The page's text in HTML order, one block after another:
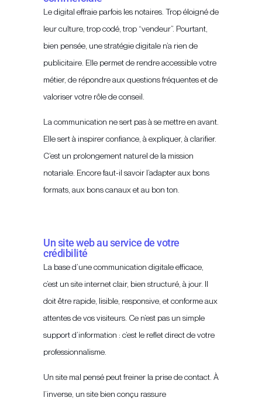
Le digital effraie parfois les notaires. Trop éloigné de
leur culture, trop codé, trop “vendeur”. Pourtant,
bien pensée, une stratégie digitale n’a rien de
publicitaire. Elle permet de rendre accessible votre
métier, de répondre aux questions fréquentes et de
valoriser votre rôle de conseil.
La communication ne sert pas à se mettre en avant.
Elle sert à inspirer confiance, à expliquer, à clarifier.
C’est un prolongement naturel de la mission
notariale. Encore faut-il savoir l’adapter aux bons
formats, aux bons canaux et au bon ton.
Un site web au service de votre
crédibilité
La base d’une communication digitale efficace,
c’est un site internet clair, bien structuré, à jour. Il
doit être rapide, lisible, responsive, et conforme aux
attentes de vos visiteurs. Ce n’est pas un simple
support d’information : c’est le reflet direct de votre
professionnalisme.
Un site mal pensé peut freiner la prise de contact. À
l’inverse, un site bien conçu rassure